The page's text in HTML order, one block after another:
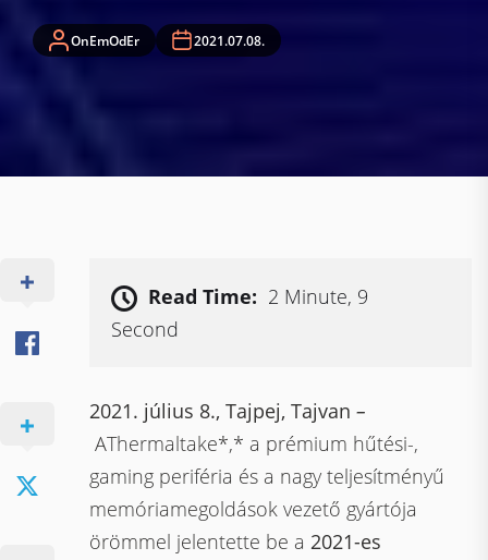
OnEmOdEr 2021.07.08.
Read Time: 2 Minute, 9
Second
2021. július 8., Tajpej, Tajvan –
AThermaltake*,* a prémium hűtési-,
gaming periféria és a nagy teljesítményű
memóriamegoldások vezető gyártója
örömmel jelentette be a2021-es